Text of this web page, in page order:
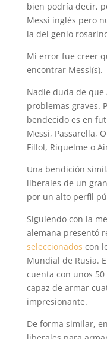
bien podría decir,
Messi inglés pero
la del genio
Mi error fue creer
encontrar Messi(s).
Nadie duda de
problemas graves.
bendecido es en
Messi, Passarella,
Fillol, Riquelme o
Una bendición
liberales de un
por un alto perfil
Siguiendo con la
alemana presentó
seleccionados con
Mundial de Rusia.
cuenta con unos
capaz de armar
impresionante.
De forma similar,